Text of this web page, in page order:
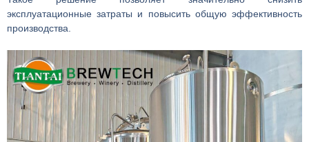
эксплуатационные затраты и повысить общую эффективность
производства.